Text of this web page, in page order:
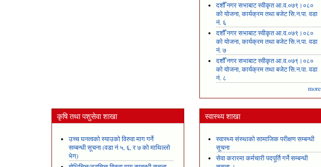
दशौँ नगर सभाबाट स्वीकृत आ.व.०७९।०८०
को योजना, कार्यक्रम तथा बजेट सि.न.पा. वडा
नं. ६
दशौँ नगर सभाबाट स्वीकृत आ.व.०७९।०८०
को योजना, कार्यक्रम तथा बजेट सि.न.पा. वडा
नं. ७
दशौँ नगर सभाबाट स्वीकृत आ.व.०७९।०८०
को योजना, कार्यक्रम तथा बजेट सि.न.पा. वडा
नं. ८
more
कृषि तथा पशुसेवा शाखा
उच्च घनत्वको स्याउको विरुवा माग गर्ने
सम्बन्धी सूचना (वडा नं ५, ६, र ७ को माथिल्लो
भेग)
स्वास्थ्य शाखा
स्वास्थ्य संस्थाको सामाजिक परीक्षण सम्बन्धी
सूचना
सेवा करारमा कर्मचारी पदपूर्ति गर्ने सम्बन्धी